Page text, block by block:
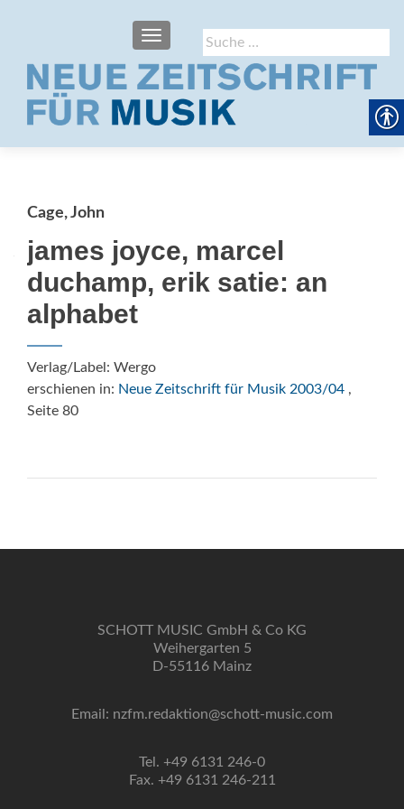
Suche
nach:
SCHALTE NAVIGATION
Cage, John
james joyce, marcel
duchamp, erik satie: an
alphabet
Verlag/Label: Wergo
erschienen in: Neue Zeitschrift für Musik 2003/04 ,
Seite 80
SCHOTT MUSIC GmbH & Co KG
Weihergarten 5
D-55116 Mainz
Email: nzfm.redaktion@schott-music.com
Tel. +49 6131 246-0
Fax. +49 6131 246-211